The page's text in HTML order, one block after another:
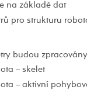
na základě dat
pro strukturu
budou
– skelet
– aktivní